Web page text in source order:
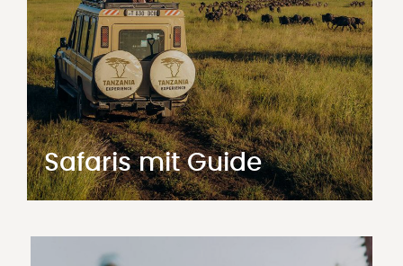
Safaris mit Guide